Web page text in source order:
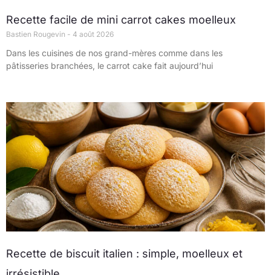
Recette facile de mini carrot cakes moelleux
Bastien Rougevin 4 août 2026
Dans les cuisines de nos grand-mères comme dans les
pâtisseries branchées, le carrot cake fait aujourd’hui
Recette de biscuit italien : simple, moelleux et